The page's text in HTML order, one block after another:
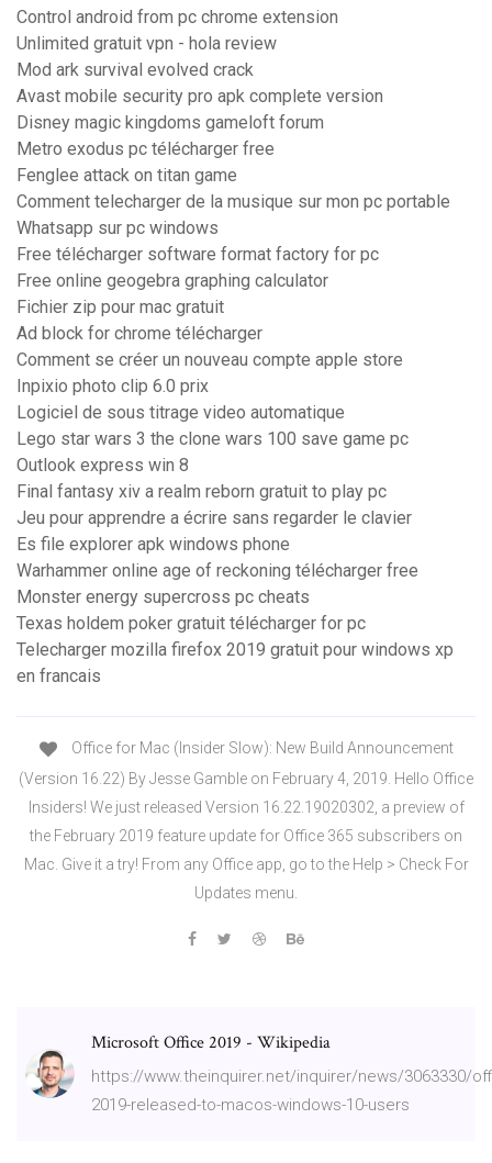
Control android from pc chrome extension
Unlimited gratuit vpn - hola review
Mod ark survival evolved crack
Avast mobile security pro apk complete version
Disney magic kingdoms gameloft forum
Metro exodus pc télécharger free
Fenglee attack on titan game
Comment telecharger de la musique sur mon pc portable
Whatsapp sur pc windows
Free télécharger software format factory for pc
Free online geogebra graphing calculator
Fichier zip pour mac gratuit
Ad block for chrome télécharger
Comment se créer un nouveau compte apple store
Inpixio photo clip 6.0 prix
Logiciel de sous titrage video automatique
Lego star wars 3 the clone wars 100 save game pc
Outlook express win 8
Final fantasy xiv a realm reborn gratuit to play pc
Jeu pour apprendre a écrire sans regarder le clavier
Es file explorer apk windows phone
Warhammer online age of reckoning télécharger free
Monster energy supercross pc cheats
Texas holdem poker gratuit télécharger for pc
Telecharger mozilla firefox 2019 gratuit pour windows xp
en francais
Office for Mac (Insider Slow): New Build Announcement
(Version 16.22) By Jesse Gamble on February 4, 2019. Hello Office
Insiders! We just released Version 16.22.19020302, a preview of
the February 2019 feature update for Office 365 subscribers on
Mac. Give it a try! From any Office app, go to the Help > Check For
Updates menu.
Microsoft Office 2019 - Wikipedia
https://www.theinquirer.net/inquirer/news/3063330/
2019-released-to-macos-windows-10-users